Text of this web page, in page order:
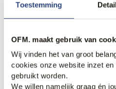
Toestemming
OFM. maakt gebruik van
Wij vinden het van groot
cookies onze website inzet
gebruikt worden.
We willen namelijk graag én
Anderen bekeken